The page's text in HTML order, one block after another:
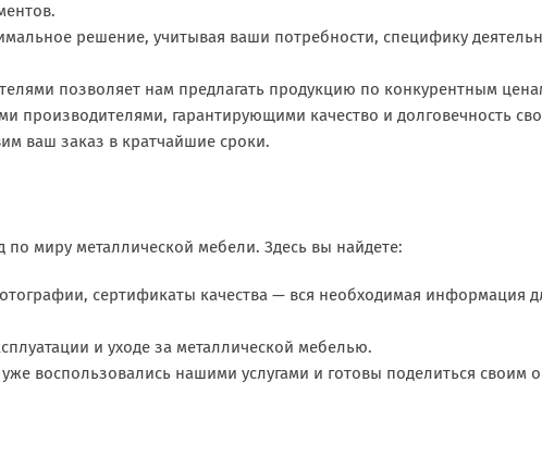
решение, учитывая ваши потребности, специфику
позволяет нам предлагать продукцию по конкурентным
производителями, гарантирующими качество и долговечность
ваш заказ в кратчайшие сроки.
по миру металлической мебели. Здесь вы найдете:
сертификаты качества — вся необходимая информация
и уходе за металлической мебелью.
воспользовались нашими услугами и готовы поделиться своим